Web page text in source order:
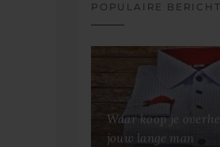
POPULAIRE
Waar koop je
jouw lange man